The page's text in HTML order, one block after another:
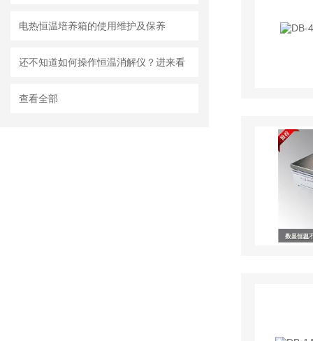
电热恒温培养箱的使用维护及保养
还不知道如何操作恒温消解仪？进来看
查看全部